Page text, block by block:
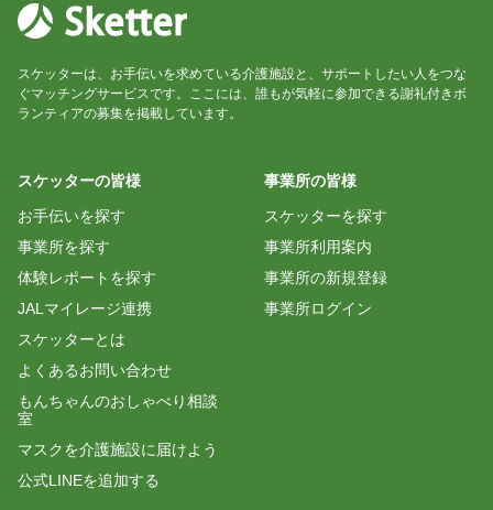
歌が好きなご入居者様が多くいらして、皆様と楽し
いました。
河野亜希子
本日は大変お世話になりました。教えてくれるスタ
ッフの方明るさに緊張が和らぎました。
初めての機会でしたが、楽しくお仕事させて頂きま
した。
ありがとうございます。
スケッターは、お手伝いを求めている介護施設と、サポートしたい人をつな
ぐマッチングサービスです。ここには、誰もが気軽に参加できる謝礼付きボ
ランティアの募集を掲載しています。
スケッターの皆様
お手伝いを探す
事業所を探す
体験レポートを探す
JALマイレージ連携
スケッターとは
よくあるお問い合わせ
もんちゃんのおしゃべり相談
室
マスクを介護施設に届けよう
公式LINEを追加する
事業所の皆様
スケッターを探す
事業所利用案内
事業所の新規登録
事業所ログイン